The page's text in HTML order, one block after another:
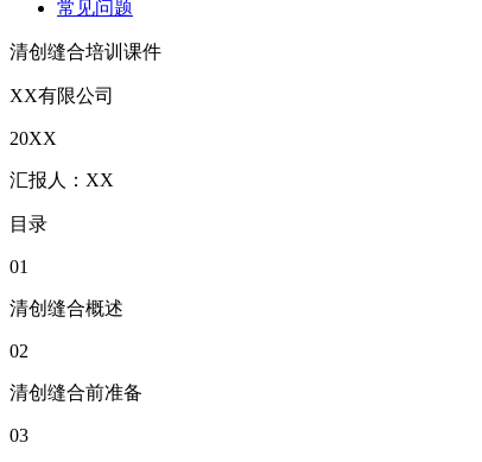
常见问题
清创缝合培训课件
XX有限公司
20XX
汇报人：XX
目录
01
清创缝合概述
02
清创缝合前准备
03